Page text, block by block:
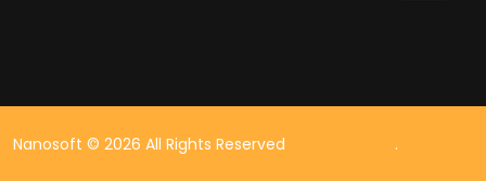
Nanosoft © 2026 All Rights Reserved .